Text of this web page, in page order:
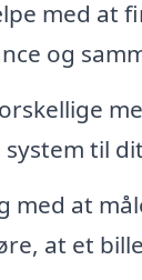
med at
og
til
med at
at et